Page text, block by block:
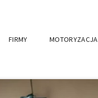
FIRMY MOTORYZACJA